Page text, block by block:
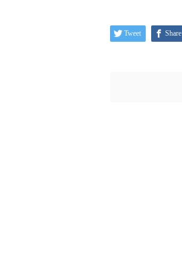
Tweet Share